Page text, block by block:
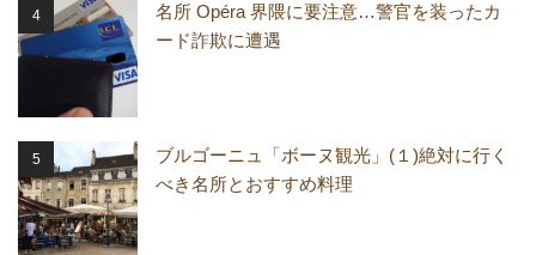
名所 Opéra 界隈に要注意…警官を装ったカ
ード詐欺に遭遇
ブルゴーニュ「ボーヌ観光」(１)絶対に行く
べき名所とおすすめ料理